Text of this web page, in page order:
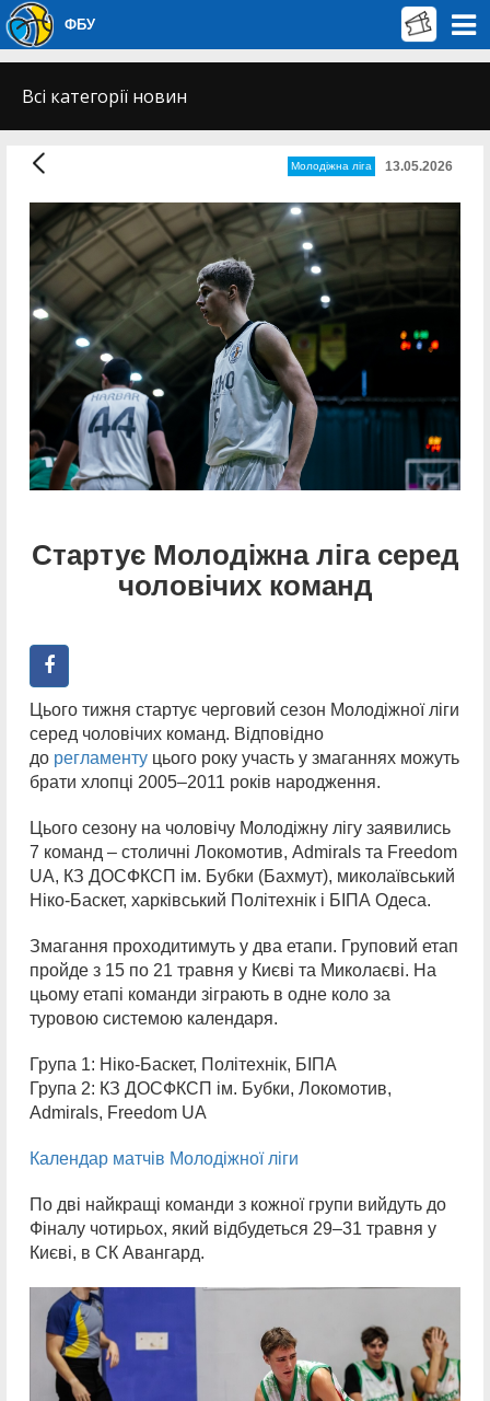
ФБУ
Всі категорії новин
Молодіжна ліга 13.05.2026
Cтартує Молодіжна ліга серед
чоловічих команд
Цього тижня стартує черговий сезон Молодіжної ліги
серед чоловічих команд. Відповідно
до регламенту цього року участь у змаганнях можуть
брати хлопці 2005–2011 років народження.
Цього сезону на чоловічу Молодіжну лігу заявились
7 команд – столичні Локомотив, Admirals та Freedom
UA, КЗ ДОСФКСП ім. Бубки (Бахмут), миколаївський
Ніко-Баскет, харківський Політехнік і БІПА Одеса.
Змагання проходитимуть у два етапи. Груповий етап
пройде з 15 по 21 травня у Києві та Миколаєві. На
цьому етапі команди зіграють в одне коло за
туровою системою календаря.
Група 1: Ніко-Баскет, Політехнік, БІПА
Група 2: КЗ ДОСФКСП ім. Бубки, Локомотив,
Admirals, Freedom UA
Календар матчів Молодіжної ліги
По дві найкращі команди з кожної групи вийдуть до
Фіналу чотирьох, який відбудеться 29–31 травня у
Києві, в СК Авангард.